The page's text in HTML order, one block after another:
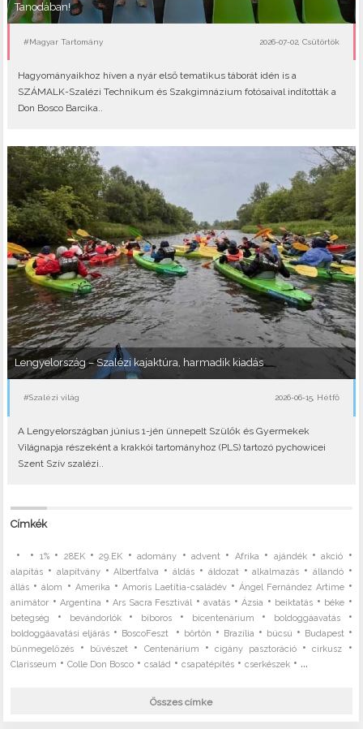
Tanodában!
#Magyar Tartomány 2026-07-02, Csütörtök
Hagyományaikhoz híven a nyár első tematikus táborát idén is a
SZÁMALK-Szalézi Technikum és Szakgimnázium fotósaival indították a
Don Bosco Barcika..
Lengyelország – Szalézi kajaktúra, harmadik kiadás
#Szalézi világ 2026-06-15, Hétfő
A Lengyelországban június 1-jén ünnepelt Szülők és Gyermekek
Világnapja részeként a krakkói tartományhoz (PLS) tartozó pychowicei
Szent Szív szalézi..
Címkék
• • 1%• 28EK•29.EK •adomány •advent • Afrika • ajándék•akció •
alapítás • alapítvány•Albertfalva •áldás • áldozat•alkalmazás • állandó•
állás •álom • Amerika • Amoris Laetitia-családév •Ángel Fernández Artime•
animátor •Argentína •Ars Sacra Fesztivál •avatás •Ázsia • beiktatás • béke •
betegség • bevándorlók• bíboros • bicentenárium • boldoggáavatás•
boldoggáavatási eljárás • BoscoFeszt • börtön • Brazília • búcsú • Budapest•
bűnmegelőzés • bűvészet• Centenárium •cigány pasztoráció•cirkusz •
Clarisseum •Colle Don Bosco •család •csapatépítés •cserkészek • ...
Összes címke